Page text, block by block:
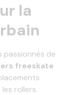
la
passionnés de
freeskate
rollers